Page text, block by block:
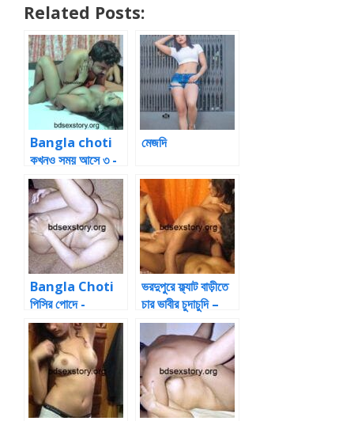
Related Posts:
Bangla choti
কখনও সময় আসে ৩ -
Bangla
ChotiBanglaC
hoti
মেজদি
Bangla Choti
পিসির পোদে -
Bangla Choti
ভরদুপুরে ফ্ল্যাট বাড়ীতে
চার ভাবীর চুদাচুদি –
flat barite
char vabir
chudachudi